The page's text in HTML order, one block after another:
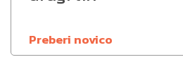
Preberi novico